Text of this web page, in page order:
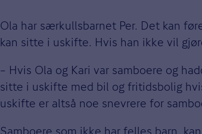
Ola har særkullsbarnet Per. Det kan
kan sitte i uskifte. Hvis han ikke vil
– Hvis Ola og Kari var samboere og
sitte i uskifte med bil og fritidsbolig
uskifte er altså noe snevrere for
Samboere som ikke har felles barn,